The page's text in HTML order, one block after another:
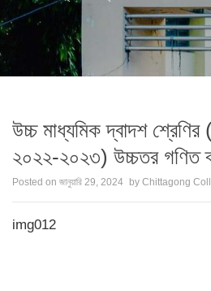
উচ্চ মাধ্যমিক দ্বাদশ শ্রেণির
২০২২-২০২৩) উচ্চতর গণিত
Posted on জানুয়ারি 29, 2024 by Chittagong
img012